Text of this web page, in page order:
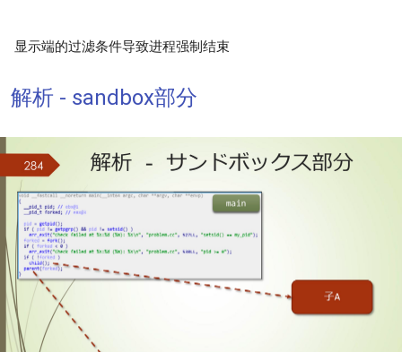
显示端的过滤条件导致进程强制结束
解析 - sandbox部分